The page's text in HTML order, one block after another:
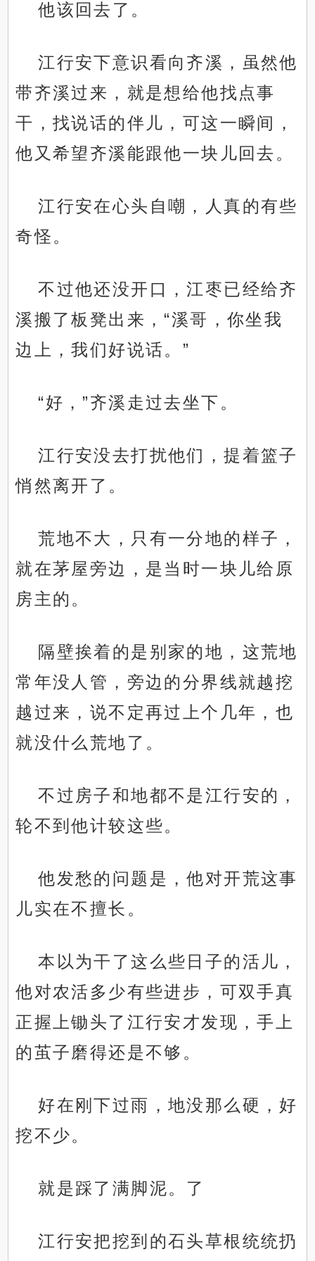
他该回去了。
江行安下意识看向齐溪，虽然他
带齐溪过来，就是想给他找点事
干，找说话的伴儿，可这一瞬间，
他又希望齐溪能跟他一块儿回去。
江行安在心头自嘲，人真的有些
奇怪。
不过他还没开口，江枣已经给齐
溪搬了板凳出来，“溪哥，你坐我
边上，我们好说话。”
“好，”齐溪走过去坐下。
江行安没去打扰他们，提着篮子
悄然离开了。
荒地不大，只有一分地的样子，
就在茅屋旁边，是当时一块儿给原
房主的。
隔壁挨着的是别家的地，这荒地
常年没人管，旁边的分界线就越挖
越过来，说不定再过上个几年，也
就没什么荒地了。
不过房子和地都不是江行安的，
轮不到他计较这些。
他发愁的问题是，他对开荒这事
儿实在不擅长。
本以为干了这么些日子的活儿，
他对农活多少有些进步，可双手真
正握上锄头了江行安才发现，手上
的茧子磨得还是不够。
好在刚下过雨，地没那么硬，好
挖不少。
就是踩了满脚泥。了
江行安把挖到的石头草根统统扔